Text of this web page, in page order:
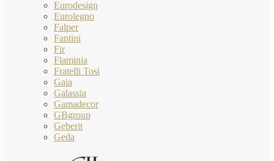
Eurodesign
Eurolegno
Falper
Fantini
Fir
Flaminia
Fratelli Tosi
Gaia
Galassia
Gamadecor
GBgroup
Geberit
Geda